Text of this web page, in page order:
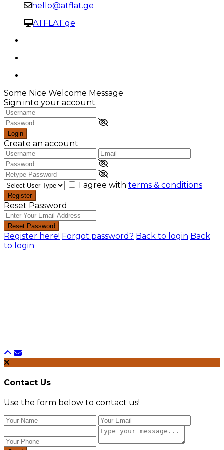
hello@atflat.ge
ATFLAT.ge
Some Nice Welcome Message
Sign into your account
Login
Create an account
I agree with terms & conditions
Register
Reset Password
Reset Password
Register here! Forgot password? Back to login Back
to login
Contact Us
Use the form below to contact us!